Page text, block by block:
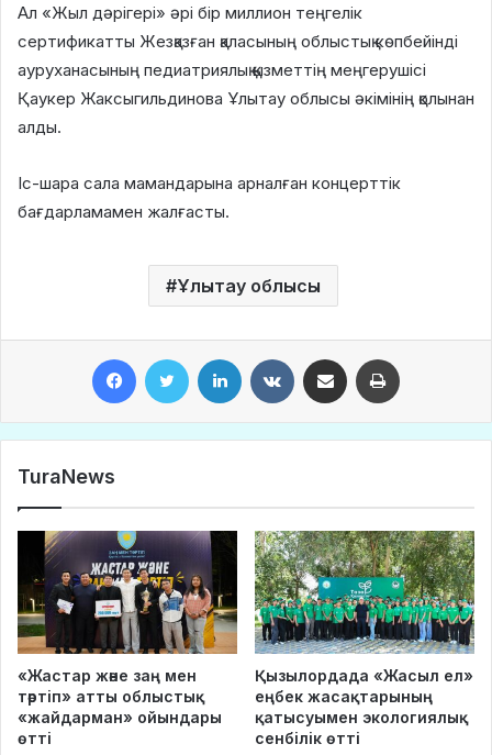
Ал «Жыл дәрігері» әрі бір миллион теңгелік
сертификатты Жезқазған қаласының облыстық көпбейінді
ауруханасының педиатриялық қызметтің меңгерушісі
Қаукер Жаксыгильдинова Ұлытау облысы әкімінің қолынан
алды.
Іс-шара сала мамандарына арналған концерттік
бағдарламамен жалғасты.
Ұлытау облысы
TuraNews
«Жастар және заң мен
тәртіп» атты облыстық
«жайдарман» ойындары
өтті
Қызылордада «Жасыл ел»
еңбек жасақтарының
қатысуымен экологиялық
сенбілік өтті